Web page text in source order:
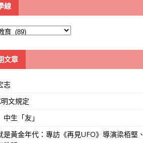
線
文章
志
文規定
生「友」
是黃金年代：專訪《再見UFO》導演梁栢堅、